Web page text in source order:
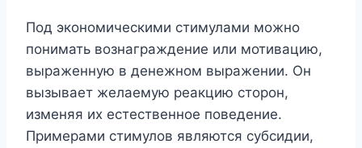
Под экономическими стимулами можно
понимать вознаграждение или мотивацию,
выраженную в денежном выражении. Он
вызывает желаемую реакцию сторон,
изменяя их естественное поведение.
Примерами стимулов являются субсидии,